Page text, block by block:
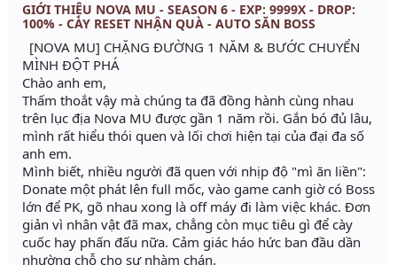
GIỚI THIỆU NOVA MU - SEASON 6 - EXP: 9999X - DROP:
100% - CÀY RESET NHẬN QUÀ - AUTO SĂN BOSS
[NOVA MU] CHẶNG ĐƯỜNG 1 NĂM & BƯỚC CHUYỂN
MÌNH ĐỘT PHÁ
Chào anh em,
Thấm thoắt vậy mà chúng ta đã đồng hành cùng nhau
trên lục địa Nova MU được gần 1 năm rồi. Gắn bó đủ lâu,
mình rất hiểu thói quen và lối chơi hiện tại của đại đa số
anh em.
Mình biết, nhiều người đã quen với nhịp độ "mì ăn liền":
Donate một phát lên full mốc, vào game canh giờ có Boss
lớn để PK, gõ nhau xong là off máy đi làm việc khác. Đơn
giản vì nhân vật đã max, chẳng còn mục tiêu gì để cày
cuốc hay phấn đấu nữa. Cảm giác háo hức ban đầu dần
nhường chỗ cho sự nhàm chán.